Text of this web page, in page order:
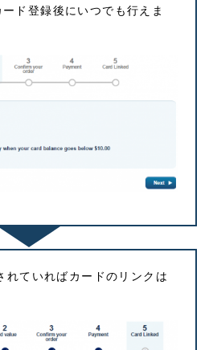
ド登録後にいつでも行えま
れていればカードのリンクは